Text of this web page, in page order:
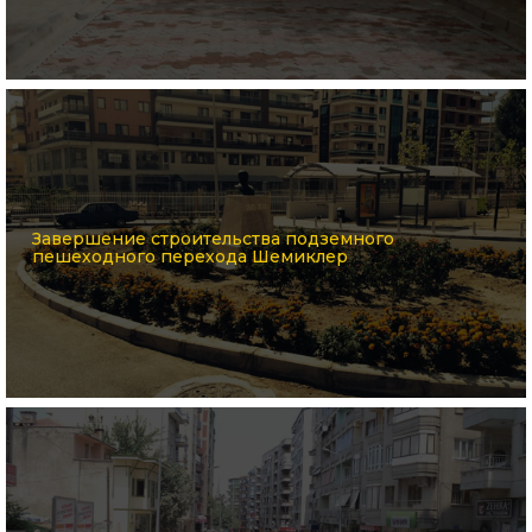
Завершение строительства подземного
пешеходного перехода Шемиклер